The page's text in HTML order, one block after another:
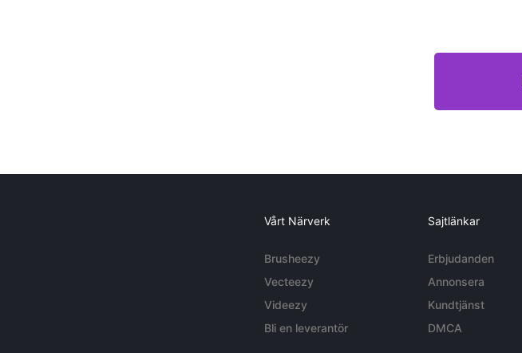
Vårt Närverk
Brusheezy
Vecteezy
Videezy
Bli en leverantör
Sajtlänkar
Erbjudanden
Annonsera
Kundtjänst
DMCA